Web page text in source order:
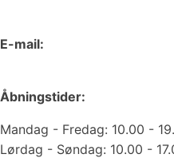
E-mail:
Åbningstider:
Mandag - Fredag: 10.00 -
Lørdag - Søndag: 10.00 -